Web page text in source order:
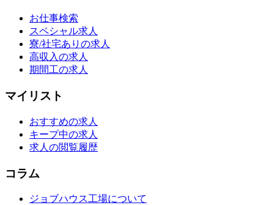
お仕事検索
スペシャル求人
寮/社宅ありの求人
高収入の求人
期間工の求人
マイリスト
おすすめの求人
キープ中の求人
求人の閲覧履歴
コラム
ジョブハウス工場について